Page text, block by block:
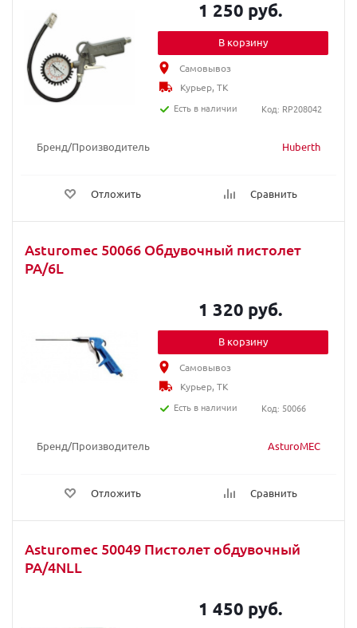
Бренд/Производитель Huberth
Отложить Сравнить
1 250 руб.
В корзину
Самовывоз
Курьер, ТК
Есть в наличии
Код: RP208042
Asturomec 50066 Обдувочный пистолет
PA/6L
Бренд/Производитель AsturoMEC
Отложить Сравнить
1 320 руб.
В корзину
Самовывоз
Курьер, ТК
Есть в наличии
Код: 50066
Asturomec 50049 Пистолет обдувочный
PA/4NLL
1 450 руб.